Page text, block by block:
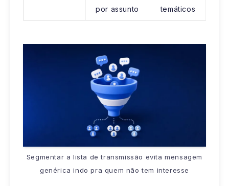
por assunto
temáticos
Segmentar a lista de transmissão evita mensagem
genérica indo pra quem não tem interesse